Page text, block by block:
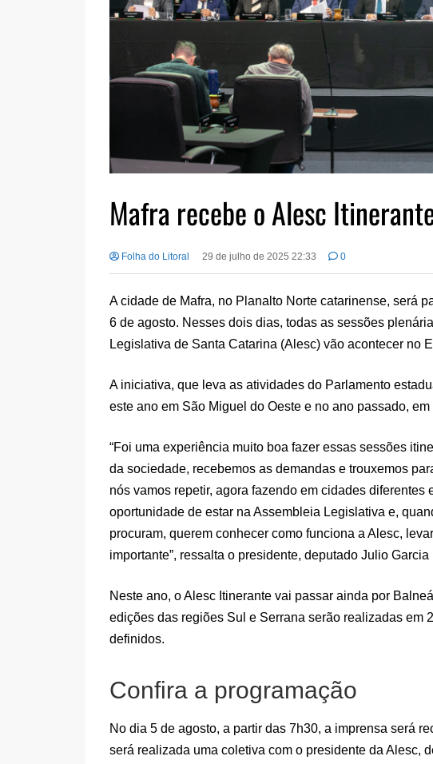
Mafra recebe o Alesc
Folha do Litoral 29 de julho de 2025 22:33 0
A cidade de Mafra, no Planalto Norte catarinense, será
6 de agosto. Nesses dois dias, todas as sessões
Legislativa de Santa Catarina (Alesc) vão acontecer no
A iniciativa, que leva as atividades do Parlamento
este ano em São Miguel do Oeste e no ano passado,
“Foi uma experiência muito boa fazer essas sessões
da sociedade, recebemos as demandas e trouxemos
nós vamos repetir, agora fazendo em cidades
oportunidade de estar na Assembleia Legislativa e,
procuram, querem conhecer como funciona a Alesc,
importante”, ressalta o presidente, deputado Julio Garcia
Neste ano, o Alesc Itinerante vai passar ainda por
edições das regiões Sul e Serrana serão realizadas em
definidos.
Confira a programação
No dia 5 de agosto, a partir das 7h30, a imprensa será
será realizada uma coletiva com o presidente da Alesc,